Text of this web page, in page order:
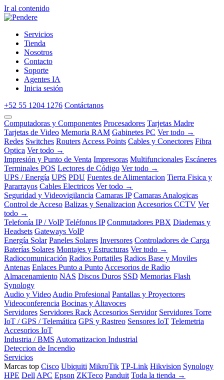
Ir al contenido
Servicios
Tienda
Nosotros
Contacto
Soporte
Agentes IA
Inicia sesión
+52 55 1204 1276 Contáctanos
Computadoras y Componentes Procesadores Tarjetas Madre
Tarjetas de Video Memoria RAM Gabinetes PC Ver todo →
Redes Switches Routers Access Points Cables y Conectores Fibra
Optica Ver todo →
Impresión y Punto de Venta Impresoras Multifuncionales Escáneres
Terminales POS Lectores de Código Ver todo →
UPS / Energía UPS PDU Fuentes de Alimentacion Tierra Fisica y
Pararrayos Cables Electricos Ver todo →
Seguridad y Videovigilancia Camaras IP Camaras Analogicas
Control de Acceso Balizas y Senalizacion Accesorios CCTV Ver
todo →
Telefonía IP / VoIP Teléfonos IP Conmutadores PBX Diademas y
Headsets Gateways VoIP
Energía Solar Paneles Solares Inversores Controladores de Carga
Baterías Solares Montajes y Estructuras Ver todo →
Radiocomunicación Radios Portatiles Radios Base y Moviles
Antenas Enlaces Punto a Punto Accesorios de Radio
Almacenamiento NAS Discos Duros SSD Memorias Flash
Synology
Audio y Video Audio Profesional Pantallas y Proyectores
Videoconferencia Bocinas y Altavoces
Servidores Servidores Rack Accesorios Servidor Servidores Torre
IoT / GPS / Telemática GPS y Rastreo Sensores IoT Telemetria
Accesorios IoT
Industria / BMS Automatizacion Industrial
Deteccion de Incendio
Servicios
Marcas top Cisco Ubiquiti MikroTik TP-Link Hikvision Synology
HPE Dell APC Epson ZKTeco Panduit Toda la tienda →